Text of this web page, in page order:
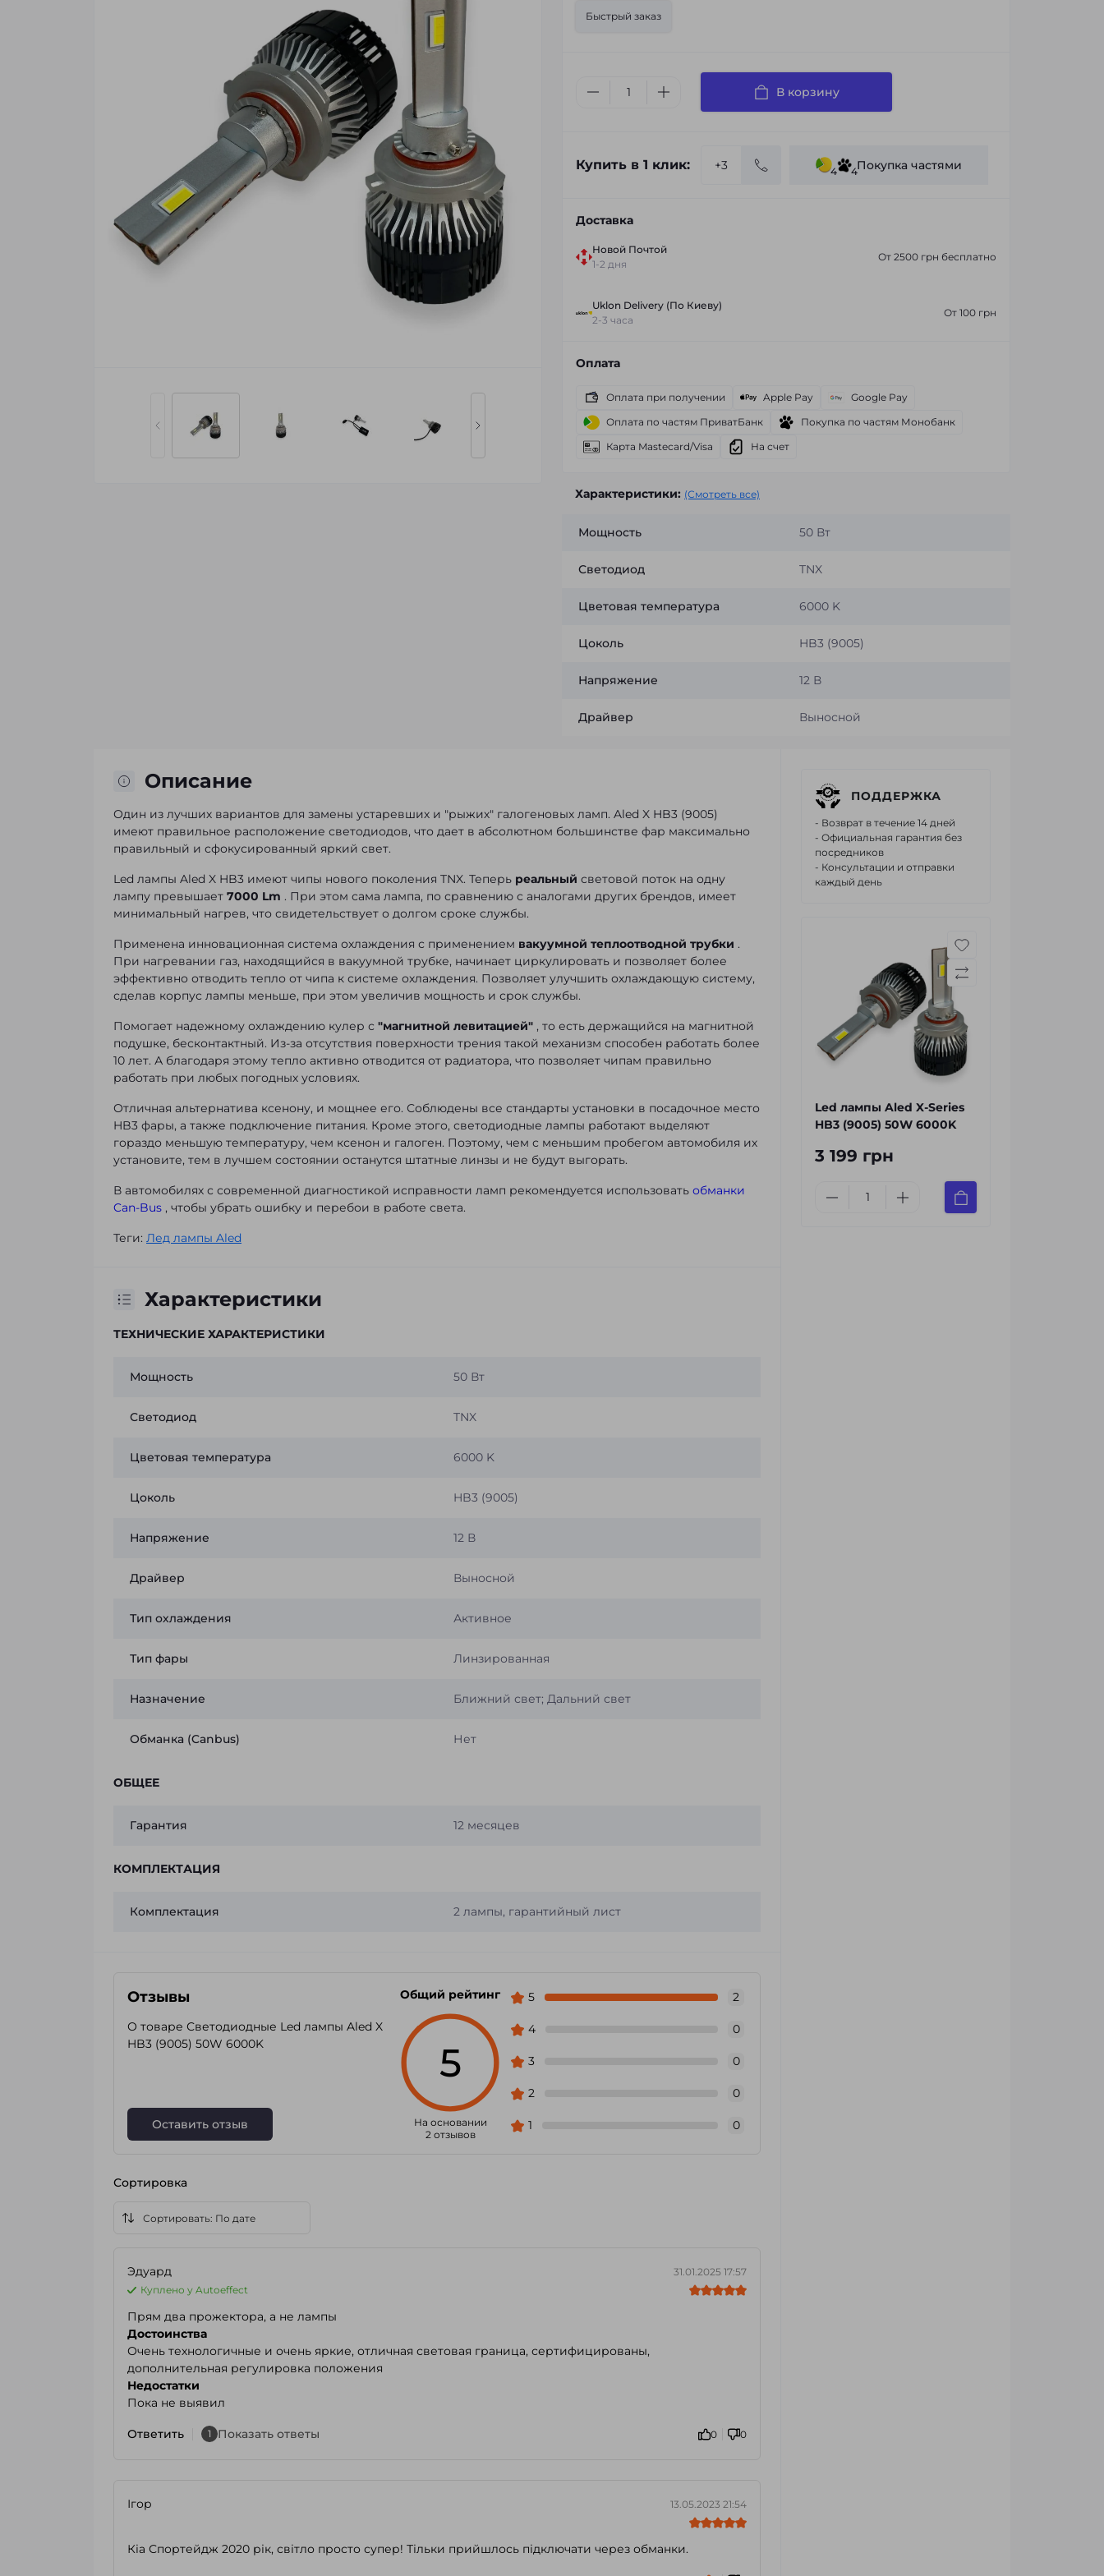
Быстрый заказ
В корзину
Купить в 1 клик: 4 4Покупка частями
Доставка
Новой Почтой
1-2 дня
От 2500 грн бесплатно
Uklon Delivery (По Киеву)
2-3 часа
От 100 грн
Оплата
Оплата при получении Apple Pay
Google Pay
Оплата по частям ПриватБанк
Покупка по частям Монобанк
Карта Mastecard/Visa
На счет
Характеристики: (Смотреть все)
Мощность 50 Вт
Светодиод TNX
Цветовая температура 6000 K
Цоколь HB3 (9005)
Напряжение 12 В
Драйвер Выносной
Описание
Один из лучших вариантов для замены устаревших и "рыжих" галогеновых ламп. Aled X HB3 (9005)
имеют правильное расположение светодиодов, что дает в абсолютном большинстве фар максимально
правильный и сфокусированный яркий свет.
Led лампы Aled X HB3 имеют чипы нового поколения TNX. Теперь реальный световой поток на одну
лампу превышает 7000 Lm . При этом сама лампа, по сравнению с аналогами других брендов, имеет
минимальный нагрев, что свидетельствует о долгом сроке службы.
Применена инновационная система охлаждения с применением вакуумной теплоотводной трубки .
При нагревании газ, находящийся в вакуумной трубке, начинает циркулировать и позволяет более
эффективно отводить тепло от чипа к системе охлаждения. Позволяет улучшить охлаждающую систему,
сделав корпус лампы меньше, при этом увеличив мощность и срок службы.
Помогает надежному охлаждению кулер с "магнитной левитацией" , то есть держащийся на магнитной
подушке, бесконтактный. Из-за отсутствия поверхности трения такой механизм способен работать более
10 лет. А благодаря этому тепло активно отводится от радиатора, что позволяет чипам правильно
работать при любых погодных условиях.
Отличная альтернатива ксенону, и мощнее его. Соблюдены все стандарты установки в посадочное место
HB3 фары, а также подключение питания. Кроме этого, светодиодные лампы работают выделяют
гораздо меньшую температуру, чем ксенон и галоген. Поэтому, чем с меньшим пробегом автомобиля их
установите, тем в лучшем состоянии останутся штатные линзы и не будут выгорать.
В автомобилях с современной диагностикой исправности ламп рекомендуется использовать обманки
Can-Bus , чтобы убрать ошибку и перебои в работе света.
Теги: Лед лампы Aled
Характеристики
ТЕХНИЧЕСКИЕ ХАРАКТЕРИСТИКИ
Мощность 50 Вт
Светодиод TNX
Цветовая температура 6000 K
Цоколь HB3 (9005)
Напряжение 12 В
Драйвер Выносной
Тип охлаждения Активное
Тип фары Линзированная
Назначение Ближний свет; Дальний свет
Обманка (Canbus) Нет
ОБЩЕЕ
Гарантия 12 месяцев
КОМПЛЕКТАЦИЯ
Комплектация 2 лампы, гарантийный лист
Отзывы
О товаре Светодиодные Led лампы Aled X
HB3 (9005) 50W 6000K
Оставить отзыв
Общий рейтинг
5
На основании
2 отзывов
5 2
4 0
3 0
2 0
1 0
Сортировка
Эдуард
31.01.2025 17:57
Куплено у Autoeffect
Прям два прожектора, а не лампы
Достоинства
Очень технологичные и очень яркие, отличная световая граница, сертифицированы,
дополнительная регулировка положения
Недостатки
Пока не выявил
Ответить 1 Показать ответы 0 0
Ігор 13.05.2023 21:54
Кіа Спортейдж 2020 рік, світло просто супер! Тільки прийшлось підключати через обманки.
ПОДДЕРЖКА
- Возврат в течение 14 дней
- Официальная гарантия без
посредников
- Консультации и отправки
каждый день
Led лампы Aled X-Series
HB3 (9005) 50W 6000K
3 199 грн